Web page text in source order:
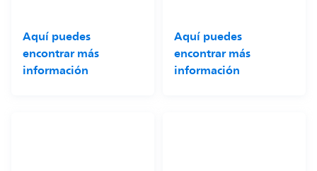
Aquí puedes
encontrar más
información
Aquí puedes
encontrar más
información